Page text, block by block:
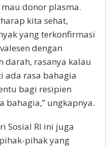
donor plasma.
kita sehat,
yang terkonfirmasi
dengan
darah, rasanya kalau
ada rasa bahagia
bagi resipien
bahagia,” ungkapnya.
Sosial RI ini juga
pihak yang